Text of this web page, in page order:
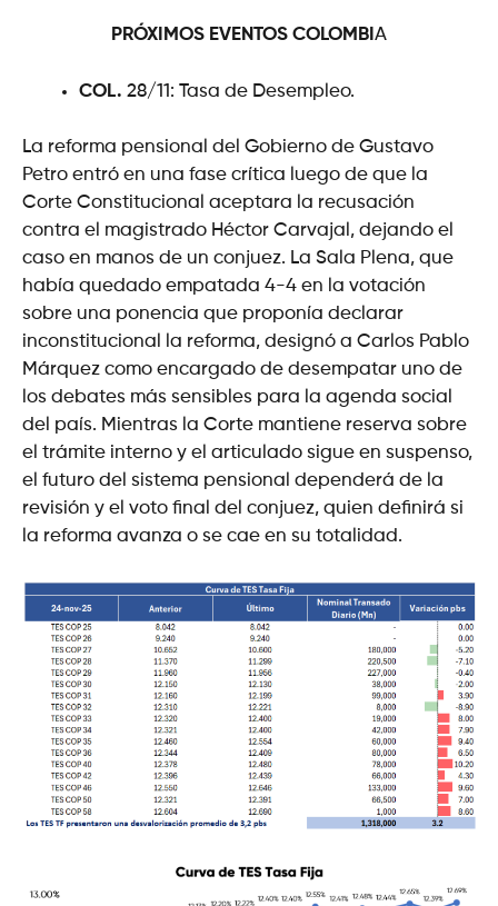
PRÓXIMOS EVENTOS COLOMBI A
COL. 28/11: Tasa de Desempleo.
La reforma pensional del Gobierno de Gustavo
Petro entró en una fase crítica luego de que la
Corte Constitucional aceptara la recusación
contra el magistrado Héctor Carvajal, dejando el
caso en manos de un conjuez. La Sala Plena, que
había quedado empatada 4-4 en la votación
sobre una ponencia que proponía declarar
inconstitucional la reforma, designó a Carlos Pablo
Márquez como encargado de desempatar uno de
los debates más sensibles para la agenda social
del país. Mientras la Corte mantiene reserva sobre
el trámite interno y el articulado sigue en suspenso,
el futuro del sistema pensional dependerá de la
revisión y el voto final del conjuez, quien definirá si
la reforma avanza o se cae en su totalidad.